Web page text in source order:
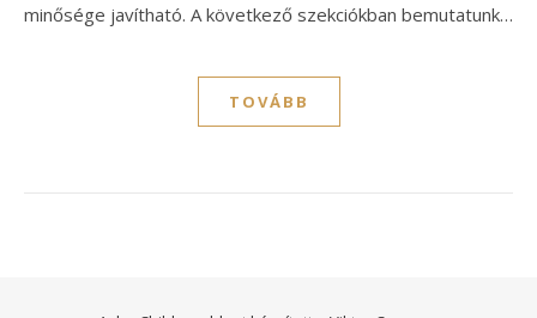
minősége javítható. A következő szekciókban bemutatunk…
TOVÁBB